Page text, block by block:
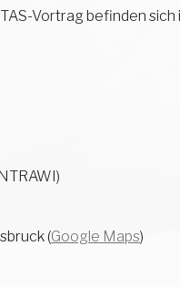
Vortrag befinden sich
(Google Maps)